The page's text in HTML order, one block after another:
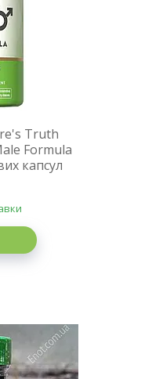
Truth
Formula
капсул